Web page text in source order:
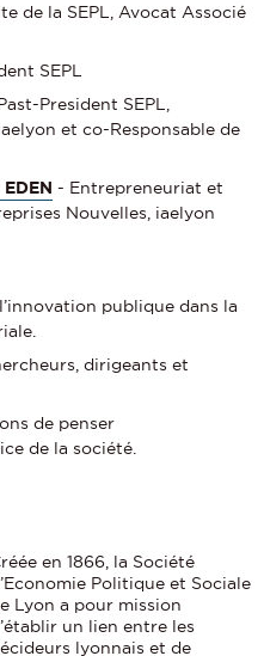
de la SEPL, Avocat Associé
SEPL
Past-President SEPL,
et co-Responsable de
- Entrepreneuriat et
Nouvelles, iaelyon
publique dans la
dirigeants et
de penser
de la société.
en 1866, la Société
Politique et Sociale
Lyon a pour mission
un lien entre les
lyonnais et de